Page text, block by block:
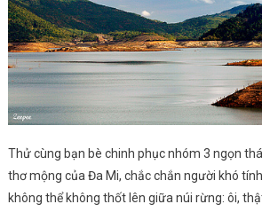
Thử cùng bạn bè chinh phục nhóm 3 ngọn
thơ mộng của Đa Mi, chắc chắn người khó
không thể không thốt lên giữa núi rừng: ôi,